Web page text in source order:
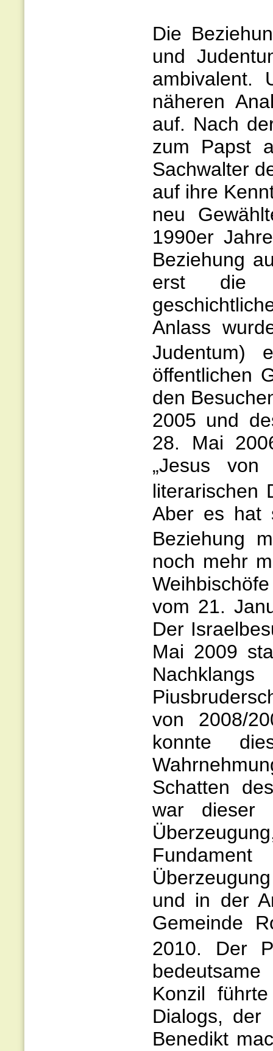
Die
und
ambivalent.
näheren
auf. Nach
zum Papst
Sachwalter
auf ihre
neu
1990er
Beziehung
erst die
Anlass
Judentum)
öffentlichen
den
2005 und
28. Mai
„Jesus von
literarischen
Aber es hat
Beziehung
noch mehr
vom 21.
Der
Mai 2009
von 2008/
konnte
Schatten
war dieser
und in der
Gemeinde
2010. Der
Konzil
Dialogs, der
Benedikt